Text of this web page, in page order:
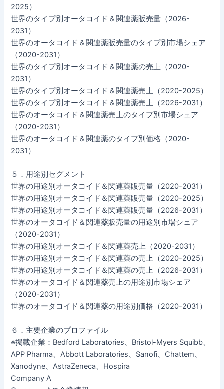
2025）
世界のタイプ別オータコイド＆関連薬販売量（2026-
2031）
世界のオータコイド＆関連薬販売量のタイプ別市場シェア
（2020-2031）
世界のタイプ別オータコイド＆関連薬の売上（2020-
2031）
世界のタイプ別オータコイド＆関連薬売上（2020-2025）
世界のタイプ別オータコイド＆関連薬売上（2026-2031）
世界のオータコイド＆関連薬売上のタイプ別市場シェア
（2020-2031）
世界のオータコイド＆関連薬のタイプ別価格（2020-
2031）
５．用途別セグメント
世界の用途別オータコイド＆関連薬販売量（2020-2031）
世界の用途別オータコイド＆関連薬販売量（2020-2025）
世界の用途別オータコイド＆関連薬販売量（2026-2031）
世界のオータコイド＆関連薬販売量の用途別市場シェア
（2020-2031）
世界の用途別オータコイド＆関連薬売上（2020-2031）
世界の用途別オータコイド＆関連薬の売上（2020-2025）
世界の用途別オータコイド＆関連薬の売上（2026-2031）
世界のオータコイド＆関連薬売上の用途別市場シェア
（2020-2031）
世界のオータコイド＆関連薬の用途別価格（2020-2031）
６．主要企業のプロファイル
※掲載企業：Bedford Laboratories、Bristol-Myers Squibb、
APP Pharma、Abbott Laboratories、Sanofi、Chattem、
Xanodyne、AstraZeneca、Hospira
Company A